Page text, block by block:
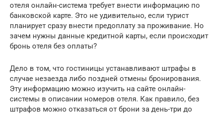
отеля онлайн-система требует внести информацию по
банковской карте. Это не удивительно, если турист
планирует сразу внести предоплату за проживание. Но
зачем нужны данные кредитной карты, если происходит
бронь отеля без оплаты?
Дело в том, что гостиницы устанавливают штрафы в
случае незаезда либо поздней отмены бронирования.
Эту информацию можно изучить на сайте онлайн-
системы в описании номеров отеля. Как правило, без
штрафов можно отказаться от брони за день-три до